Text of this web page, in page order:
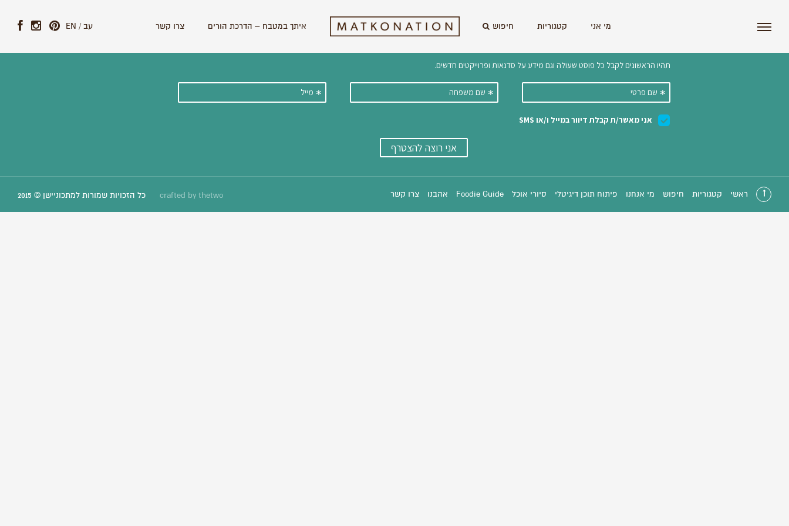
מי אני קטגוריות חיפוש איתך במטבח – הדרכת הורים צרו קשר EN / עב
הצטרפו לניוזלטר שלנו וקבלו ישירות למייל עדכונים על מתכונים וסיפורים חדשים:
ראשי קטגוריות חיפוש מי אנחנו פיתוח תוכן דיגיטלי סיורי אוכל Foodie Guide אהבנו צרו קשר crafted by thetwo כל הזכויות שמורות למתכוניישן © 2015